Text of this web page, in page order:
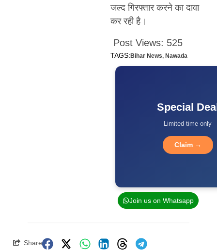
जल्द गिरफ्तार करने का दावा
कर रही है।
Post Views: 525
TAGS:Bihar News, Nawada
Special
Limited time only
Claim →
Join us on Whatsapp
Share